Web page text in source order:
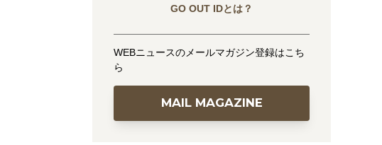
GO OUT IDとは？
WEBニュースのメールマガジン登録はこち
ら
MAIL MAGAZINE